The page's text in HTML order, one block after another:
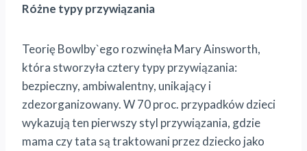
Różne typy przywiązania
Teorię Bowlby`ego rozwinęła Mary Ainsworth,
która stworzyła cztery typy przywiązania:
bezpieczny, ambiwalentny, unikający i
zdezorganizowany. W 70 proc. przypadków dzieci
wykazują ten pierwszy styl przywiązania, gdzie
mama czy tata są traktowani przez dziecko jako